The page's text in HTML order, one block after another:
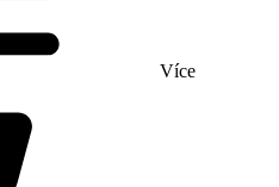
Více